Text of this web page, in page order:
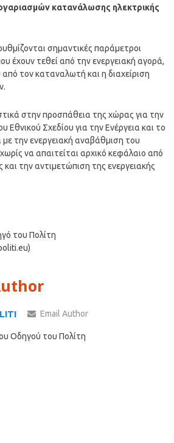
κατανάλωσης ηλεκτρικής
σημαντικές παράμετροι
έχουν τεθεί από την ενεργειακή αγορά,
τον καταναλωτή και η διαχείριση
στην προσπάθεια της χώρας για την
Εθνικού Σχεδίου για την Ενέργεια και το
την ενεργειακή αναβάθμιση του
να απαιτείται αρχικό κεφάλαιο από
την αντιμετώπιση της ενεργειακής
του Πολίτη
Email Author
Οδηγού του Πολίτη